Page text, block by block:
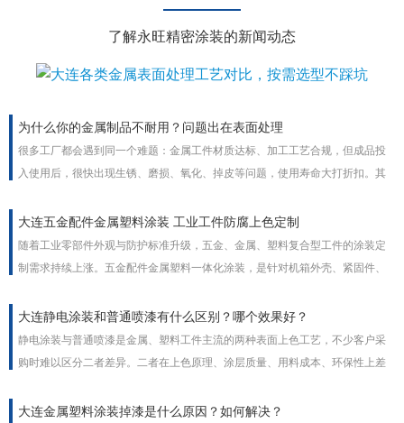
了解永旺精密涂装的新闻动态
为什么你的金属制品不耐用？问题出在表面处理
很多工厂都会遇到同一个难题：金属工件材质达标、加工工艺合规，但成品投
入使用后，很快出现生锈、磨损、氧化、掉皮等问题，使用寿命大打折扣。其
理工艺不到位。表面处理是金属工件的防护铠甲，工艺疏漏直接决定产品耐用
度与使用寿命。
大连五金配件金属塑料涂装 工业工件防腐上色定制
随着工业零部件外观与防护标准升级，五金、金属、塑料复合型工件的涂装定
制需求持续上涨。五金配件金属塑料一体化涂装，是针对机箱外壳、紧固件、
防腐防锈、耐磨抗老化多重功能，支持颜色、膜厚、质感非标定制，适配室内
外全场景工业使用。
大连静电涂装和普通喷漆有什么区别？哪个效果好？
静电涂装与普通喷漆是金属、塑料工件主流的两种表面上色工艺，不少客户采
购时难以区分二者差异。二者在上色原理、涂层质量、用料成本、环保性上差
工普遍优先静电涂装。
大连金属塑料涂装掉漆是什么原因？如何解决？